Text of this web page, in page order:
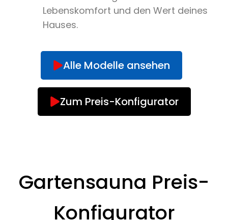
Lebenskomfort und den Wert deines
Hauses.
Alle Modelle ansehen
Zum Preis-Konfigurator
Gartensauna Preis-
Konfigurator